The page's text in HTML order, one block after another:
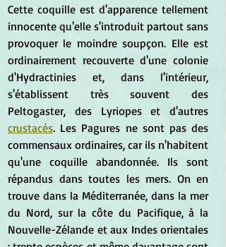
Cette coquille est d'apparence tellement
innocente qu'elle s'introduit partout sans
provoquer le moindre soupçon. Elle est
ordinairement recouverte d'une colonie
d'Hydractinies et, dans l'intérieur,
s'établissent très souvent des
crustacés. Les Pagures ne sont pas des
commensaux ordinaires, car ils n'habitent
qu'une coquille abandonnée. Ils sont
répandus dans toutes les mers. On en
trouve dans la Méditerranée, dans la mer
du Nord, sur la côte du Pacifique, à la
Nouvelle-Zélande et aux Indes orientales